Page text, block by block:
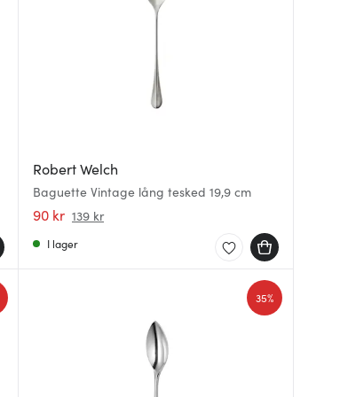
Robert Welch
Baguette Vintage lång tesked 19,9 cm
90 kr 139 kr
I lager
35%